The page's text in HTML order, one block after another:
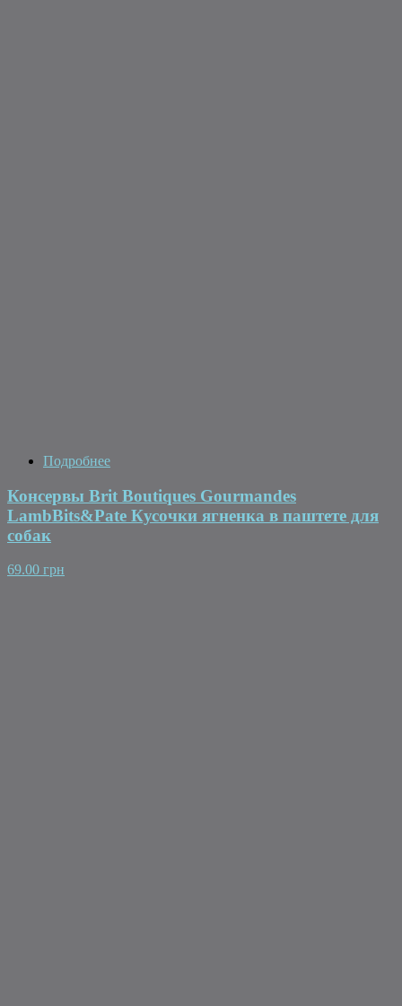
Подробнее
Консервы Brit Boutiques Gourmandes
LambBits&Pate Кусочки ягненка в паштете для
собак
69.00 грн